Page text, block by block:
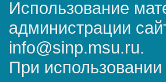
Использование
администрации
info@sinp.msu.ru.
При